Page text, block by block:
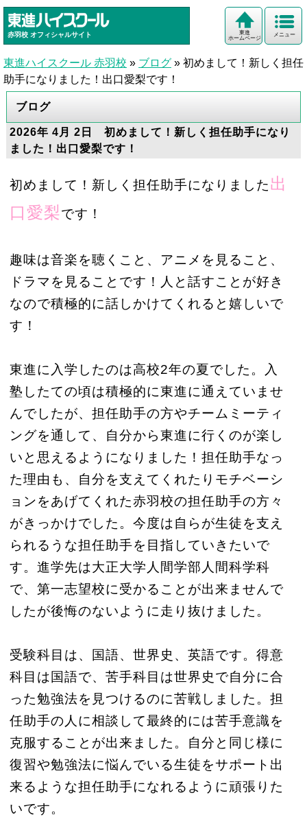
赤羽校 オフィシャルサイト メニュー
東進
ホームページ
東進ハイスクール 赤羽校 » ブログ » 初めまして！新しく担任
助手になりました！出口愛梨です！
ブログ
2026年 4月 2日 初めまして！新しく担任助手になり
ました！出口愛梨です！
初めまして！新しく担任助手になりました出
口愛梨です！
趣味は音楽を聴くこと、アニメを見ること、
ドラマを見ることです！人と話すことが好き
なので積極的に話しかけてくれると嬉しいで
す！
東進に入学したのは高校2年の夏でした。入
塾したての頃は積極的に東進に通えていませ
んでしたが、担任助手の方やチームミーティ
ングを通して、自分から東進に行くのが楽し
いと思えるようになりました！担任助手なっ
た理由も、自分を支えてくれたりモチベーシ
ョンをあげてくれた赤羽校の担任助手の方々
がきっかけでした。今度は自らが生徒を支え
られるうな担任助手を目指していきたいで
す。進学先は大正大学人間学部人間科学科
で、第一志望校に受かることが出来ませんで
したが後悔のないように走り抜けました。
受験科目は、国語、世界史、英語です。得意
科目は国語で、苦手科目は世界史で自分に合
った勉強法を見つけるのに苦戦しました。担
任助手の人に相談して最終的には苦手意識を
克服することが出来ました。自分と同じ様に
復習や勉強法に悩んでいる生徒をサポート出
来るような担任助手になれるように頑張りた
いです。